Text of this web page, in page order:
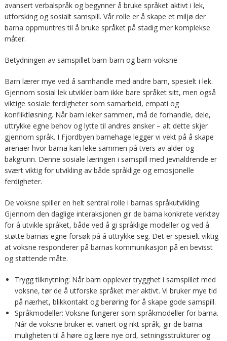
avansert verbalspråk og begynner å bruke språket aktivt i lek,
utforsking og sosialt samspill. Vår rolle er å skape et miljø der
barna oppmuntres til å bruke språket på stadig mer komplekse
måter.
Betydningen av samspillet barn-barn og barn-voksne
Barn lærer mye ved å samhandle med andre barn, spesielt i lek.
Gjennom sosial lek utvikler barn ikke bare språket sitt, men også
viktige sosiale ferdigheter som samarbeid, empati og
konfliktløsning. Når barn leker sammen, må de forhandle, dele,
uttrykke egne behov og lytte til andres ønsker – alt dette skjer
gjennom språk. I Fjordbyen barnehage legger vi vekt på å skape
arenaer hvor barna kan leke sammen på tvers av alder og
bakgrunn. Denne sosiale læringen i samspill med jevnaldrende er
svært viktig for utvikling av både språklige og emosjonelle
ferdigheter.
De voksne spiller en helt sentral rolle i barnas språkutvikling.
Gjennom den daglige interaksjonen gir de barna konkrete verktøy
for å utvikle språket, både ved å gi språklige modeller og ved å
støtte barnas egne forsøk på å uttrykke seg. Det er spesielt viktig
at voksne responderer på barnas kommunikasjon på en bevisst
og støttende måte.
Trygg tilknytning: Når barn opplever trygghet i samspillet med
voksne, tør de å utforske språket mer aktivt. Vi bruker mye tid
på nærhet, blikkontakt og berøring for å skape gode samspill.
Språkmodeller: Voksne fungerer som språkmodeller for barna.
Når de voksne bruker et variert og rikt språk, gir de barna
muligheten til å høre og lære nye ord, setningsstrukturer og